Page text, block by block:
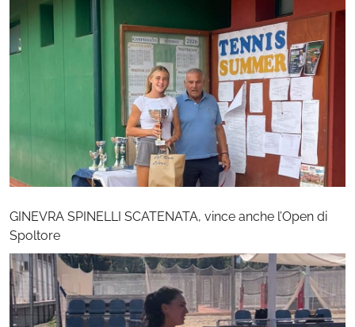
GINEVRA SPINELLI SCATENATA, vince anche l’Open di
Spoltore